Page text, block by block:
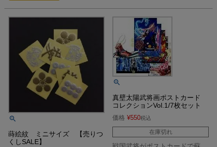
蒔絵紋 ミニサイズ 【売りつ
くしSALE】
真壁太陽武将画ポストカード
コレクションVol.1/7枚セット
価格 ¥550税込
在庫切れ